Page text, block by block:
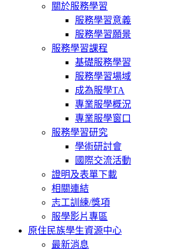
關於服務學習
服務學習意義
服務學習願景
服務學習課程
基礎服務學習
服務學習場域
成為服學TA
專業服學概況
專業服學窗口
服務學習研究
學術研討會
國際交流活動
證明及表單下載
相關連結
志工訓練/獎項
服學影片專區
原住民族學生資源中心
最新消息